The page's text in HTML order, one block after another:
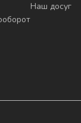
Наш досуг